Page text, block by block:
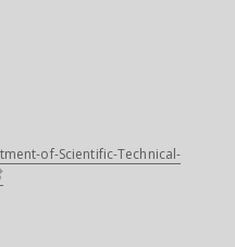
of-Scientific-Technical-